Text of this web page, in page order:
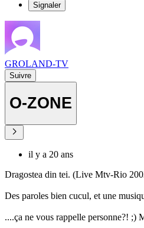
Signaler
GROLAND-TV
Suivre
O-ZONE
il y a 20 ans
Dragostea din tei. (Live Mtv-Rio
Des paroles bien cucul, et une
....ça ne vous rappelle personne?! ;)